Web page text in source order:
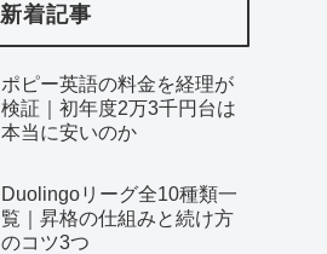
新着記事
ポピー英語の料金を経理が
検証｜初年度2万3千円台は
本当に安いのか
Duolingoリーグ全10種類一
覧｜昇格の仕組みと続け方
のコツ3つ